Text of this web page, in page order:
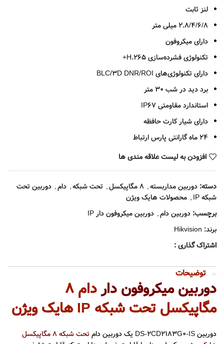
لنز ثابت
2.8/4/6/8 میلی متر
دارای میکروفون
تکنولوژی فشرده‌سازی H.265+
دارای تکنولوژی‌های BLC/3D DNR/ROI
برد دید در شب 30 متر
استاندارد مقاومتی IP67
دارای شیار کارت حافظه
24 ماه گارانتی پارس ارتباط
افزودن به لیست علاقه مندی ها
دسته: دوربین مداربسته, 8 مگاپیکسل , تحت شبکه, دام, دوربین تحت
شبکه IP
, محصولات هایک ویژن
برچسب: دوربین دام, دوربین میکروفون دار IP
برند: Hikvision
اشتراک گذاری :
توضیحات
دوربین میکروفون دار
دام 8
مگاپیکسل تحت شبکه IP هایک ویژن
دوربین DS-2CD2183G0-IS یک دوربین دام
تحت شبکه 8 مگاپیکسل